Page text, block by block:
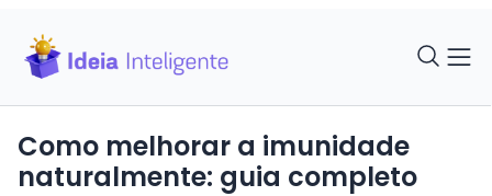
Como melhorar a imunidade
naturalmente: guia completo